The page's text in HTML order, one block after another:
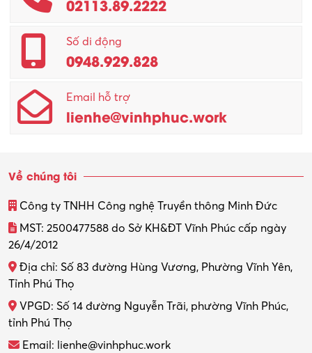
Promotion Girl (PG)
Quản lý – Giám đốc
Quản lý chất lượng – QC
Quản lý sản xuất
Quản trị kinh doanh
Thiết kế nội thất
Thợ máy – Ô tô – Xe máy
Thực tập
02113.89.2222
Số di động
0948.929.828
Email hỗ trợ
lienhe@vinhphuc.work
Về chúng tôi
Công ty TNHH Công nghệ Truyền thông Minh Đức
MST: 2500477588 do Sở KH&ĐT Vĩnh Phúc cấp ngày
26/4/2012
Địa chỉ: Số 83 đường Hùng Vương, Phường Vĩnh Yên,
Tỉnh Phú Thọ
VPGD: Số 14 đường Nguyễn Trãi, phường Vĩnh Phúc,
tỉnh Phú Thọ
Email: lienhe@vinhphuc.work